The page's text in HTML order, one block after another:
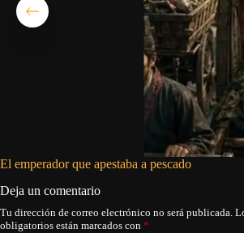
El emperador que apestaba a pescado
Deja un comentario
Tu dirección de correo electrónico no será publicada.
obligatorios están marcados con *